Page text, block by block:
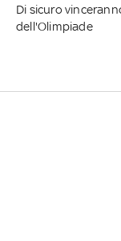
Di sicuro
dell'Olimpiade